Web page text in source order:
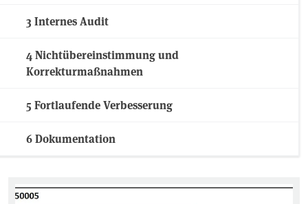
3 Internes Audit
4 Nichtübereinstimmung und
Korrekturmaßnahmen
5 Fortlaufende Verbesserung
6 Dokumentation